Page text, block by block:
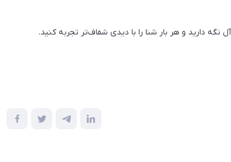
دارید و هر بار شنا را با دیدی شفاف‌تر تجربه کنید.